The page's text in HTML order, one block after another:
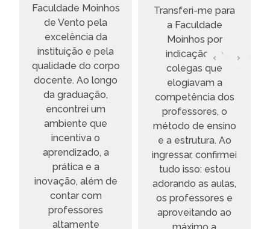
Faculdade Moinhos
de Vento pela
excelência da
instituição e pela
qualidade do corpo
docente. Ao longo
da graduação,
encontrei um
ambiente que
incentiva o
aprendizado, a
prática e a
inovação, além de
contar com
professores
altamente
Transferi-me para
a Faculdade
Moinhos por
indicação de
colegas que
elogiavam a
competência dos
professores, o
método de ensino
e a estrutura. Ao
ingressar, confirmei
tudo isso: estou
adorando as aulas,
os professores e
aproveitando ao
‹ ›